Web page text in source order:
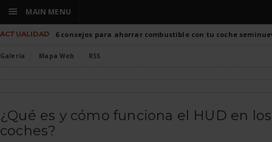
ACTUALIDAD 6 consejos para ahorrar combustible con tu coche
Galería Mapa Web RSS
¿Qué es y cómo funciona el HUD en los
coches?
☰ MAIN MENU